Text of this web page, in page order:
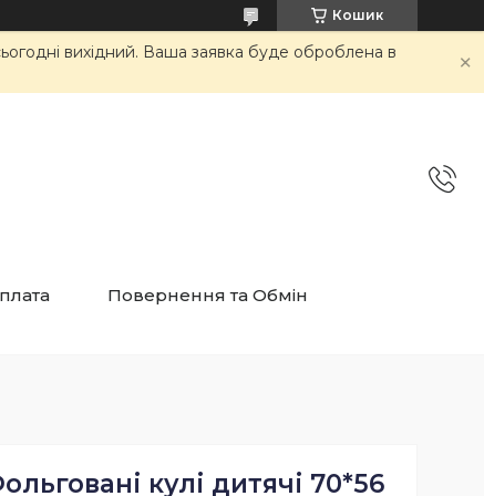
Кошик
вихідний. Ваша заявка буде оброблена в
Повернення та Обмін
кулі дитячі 70*56